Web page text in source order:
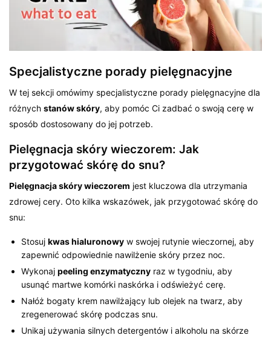
Specjalistyczne porady pielęgnacyjne
W tej sekcji omówimy specjalistyczne porady pielęgnacyjne dla
różnychstanów skóry, aby pomóc Ci zadbać o swoją cerę w
sposób dostosowany do jej potrzeb.
Pielęgnacja skóry wieczorem: Jak
przygotować skórę do snu?
Pielęgnacja skóry wieczorem jest kluczowa dla utrzymania
zdrowej cery. Oto kilka wskazówek, jak przygotować skórę do
snu:
Stosuj kwas hialuronowy w swojej rutynie wieczornej, aby
zapewnić odpowiednie nawilżenie skóry przez noc.
Wykonaj peeling enzymatyczny raz w tygodniu, aby
usunąć martwe komórki naskórka i odświeżyć cerę.
Nałóż bogaty krem nawilżający lub olejek na twarz, aby
zregenerować skórę podczas snu.
Unikaj używania silnych detergentów i alkoholu na skórze